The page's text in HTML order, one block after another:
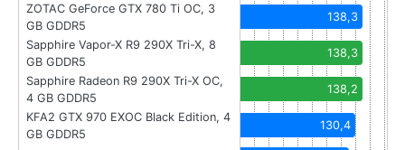
ZOTAC GeForce GTX 780 Ti OC, 3
GB GDDR5
138,3
Sapphire Vapor-X R9 290X Tri-X, 8
GB GDDR5
138,3
Sapphire Radeon R9 290X Tri-X OC,
4 GB GDDR5
138,2
KFA2 GTX 970 EXOC Black Edition, 4
GB GDDR5
130,4